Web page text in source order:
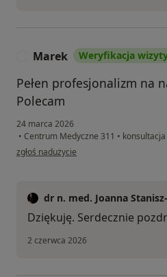
Marek Weryfikacja
Pełen profesjonalizm na
Polecam
24 marca 2026
• Centrum Medyczne 311 •
w opinii użytkownika Marek
zgłoś nadużycie
dr n. med. Joanna
Dziękuję. Serdecznie
2 czerwca 2026